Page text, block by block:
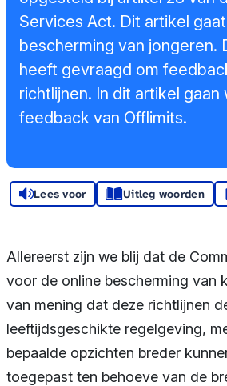
Sponsors en
donoren
Raad van
Toezicht
Contact
Services Act. Dit artikel
bescherming van jongeren.
heeft gevraagd om
richtlijnen. In dit artikel gaan
feedback van Offlimits.
Lees voor Uitleg woorden
Allereerst zijn we blij dat de
voor de online bescherming van
van mening dat deze richtlijnen
leeftijdsgeschikte regelgeving,
bepaalde opzichten breder
toegepast ten behoeve van de